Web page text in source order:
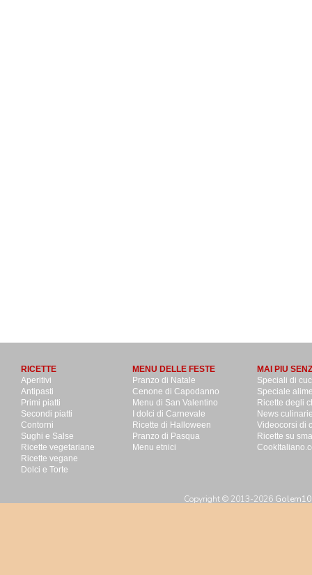
RICETTE
Aperitivi
Antipasti
Primi piatti
Secondi piatti
Contorni
Sughi e Salse
Ricette vegetariane
Ricette vegane
Dolci e Torte
MENU DELLE FESTE
Pranzo di Natale
Cenone di Capodanno
Menu di San Valentino
I dolci di Carnevale
Ricette di Halloween
Pranzo di Pasqua
Menu etnici
MAI PIU
Speciali di
Speciale
Ricette degli
News
Videocorsi di
Ricette su
Copyright © 2013-2026